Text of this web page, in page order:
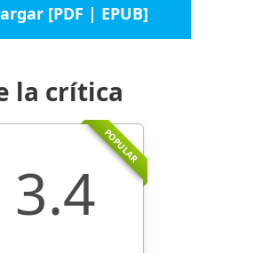
[PDF | EPUB]
la crítica
POPULAR
3.4